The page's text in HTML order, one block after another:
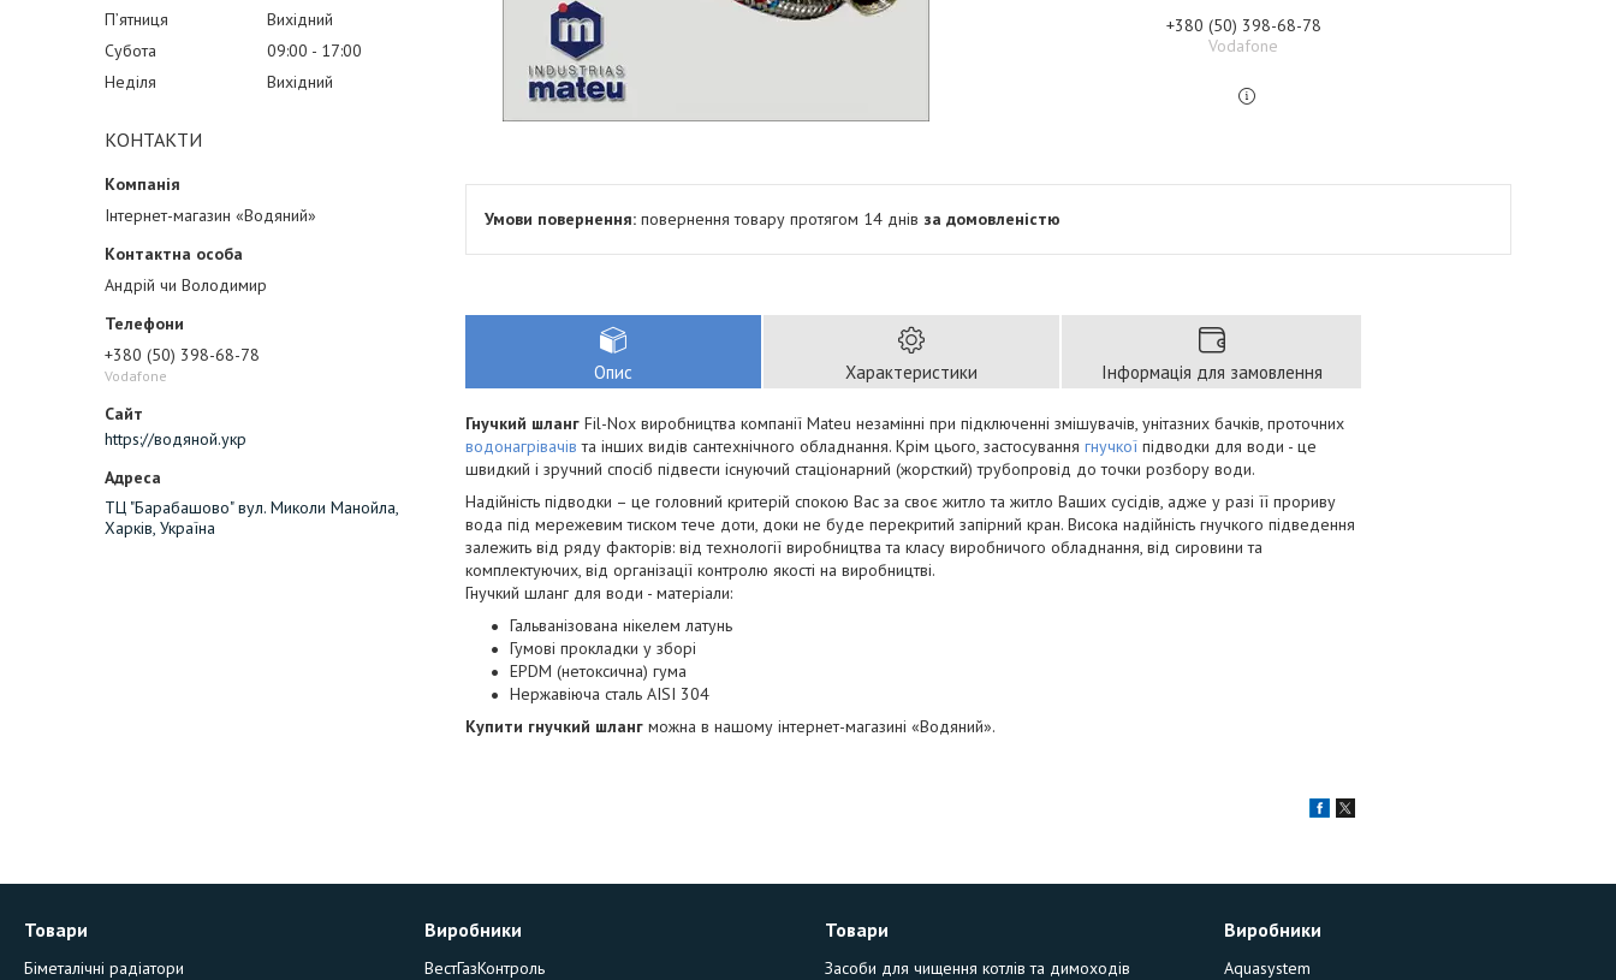
Пʼятниця
Вихідний
Субота
09:00
17:00
Неділя
Вихідний
КОНТАКТИ
Інтернет-магазин «Водяний»
Андрій чи Володимир
+380 (50) 398-68-78
Vodafone
https://водяной.укр
ТЦ "Барабашово" вул. Миколи Манойла,
Харків, Україна
+380 (50) 398-68-78
Vodafone
повернення товару протягом 14 днів за домовленістю
Опис Характеристики Інформація для замовлення
Гнучкий шланг Fil-Nox виробництва компанії Mateu незамінні при підключенні змішувачів, унітазних бачків, проточних
водонагрівачів та інших видів сантехнічного обладнання. Крім цього, застосування гнучкої підводки для води - це
швидкий і зручний спосіб підвести існуючий стаціонарний (жорсткий) трубопровід до точки розбору води.
Надійність підводки – це головний критерій спокою Вас за своє житло та житло Ваших сусідів, адже у разі її прориву
вода під мережевим тиском тече доти, доки не буде перекритий запірний кран. Висока надійність гнучкого підведення
залежить від ряду факторів: від технології виробництва та класу виробничого обладнання, від сировини та
комплектуючих, від організації контролю якості на виробництві.
Гнучкий шланг для води - матеріали:
Гальванізована нікелем латунь
Гумові прокладки у зборі
EPDM (нетоксична) гума
Нержавіюча сталь AISI 304
Купити гнучкий шланг можна в нашому інтернет-магазині «Водяний».
Товари
Біметалічні радіатори
Виробники
ВестГазКонтроль
Товари
Засоби для чищення котлів та димоходів
Виробники
Aquasystem